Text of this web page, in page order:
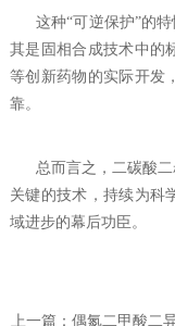
这种“可逆保护”的特
其是固相合成技术中的
等创新药物的实际开发
靠。
总而言之，二碳酸二
关键的技术，持续为科
域进步的幕后功臣。
上一篇： 偶氮二甲酸二